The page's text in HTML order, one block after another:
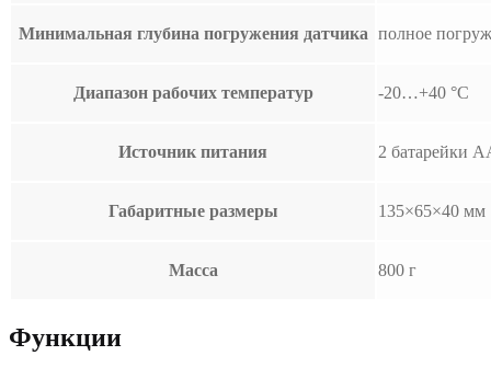
Минимальная глубина погружения датчика полное
Диапазон рабочих температур -20…+40 °С
Источник питания 2 батарейки
Габаритные размеры 135×65×40 мм
Масса 800 г
Функции